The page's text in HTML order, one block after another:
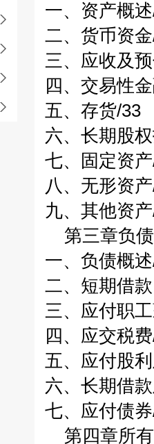
一、资产概
二、货币资
三、应收及
四、交易性
五、存货/33
六、长期股
七、固定资
八、无形资
九、其他资
第三章负
一、负债概
二、短期借
三、应付职
四、应交税
五、应付股
六、长期借
七、应付债
第四章所